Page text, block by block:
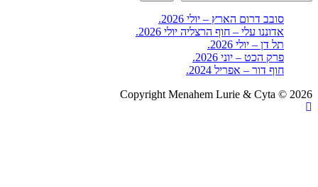
סובב דרום הארץ – יולי 2026.
אדוננו עלי – חוף הרצליה יולי 2026.
תל דן – יולי 2026.
פרק הכט – יוני 2026.
חוף דור – אפריל 2024.
Copyright Menahem Lurie & Cyta © 2026